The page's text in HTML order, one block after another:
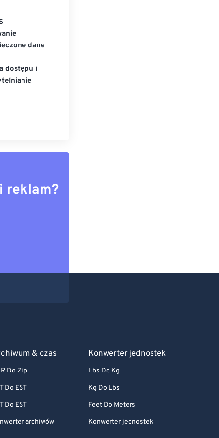
dane
dostępu i
reklam?
& czas
Do Zip
Do EST
Do EST
archiwów
Konwerter jednostek
Lbs Do Kg
Kg Do Lbs
Feet Do Meters
Konwerter jednostek